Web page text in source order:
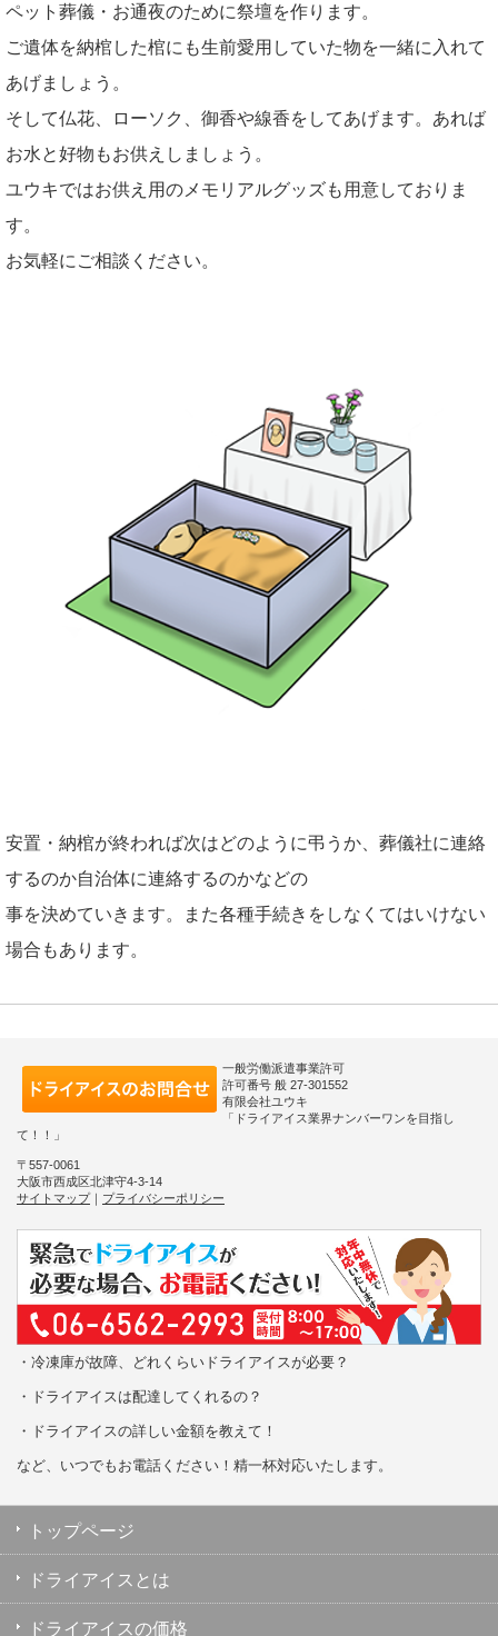
ペット葬儀・お通夜のために祭壇を作ります。
ご遺体を納棺した棺にも生前愛用していた物を一緒に入れて
あげましょう。
そして仏花、ローソク、御香や線香をしてあげます。あれば
お水と好物もお供えしましょう。
ユウキではお供え用のメモリアルグッズも用意しておりま
す。
お気軽にご相談ください。
安置・納棺が終われば次はどのように弔うか、葬儀社に連絡
するのか自治体に連絡するのかなどの
事を決めていきます。また各種手続きをしなくてはいけない
場合もあります。
一般労働派遣事業許可
許可番号 般 27-301552
有限会社ユウキ
「ドライアイス業界ナンバーワンを目指し
て！！」
〒557-0061
大阪市西成区北津守4-3-14
サイトマップ｜ プライバシーポリシー
・冷凍庫が故障、どれくらいドライアイスが必要？
・ドライアイスは配達してくれるの？
・ドライアイスの詳しい金額を教えて！
など、いつでもお電話ください！精一杯対応いたします。
トップページ
ドライアイスとは
ドライアイスの価格